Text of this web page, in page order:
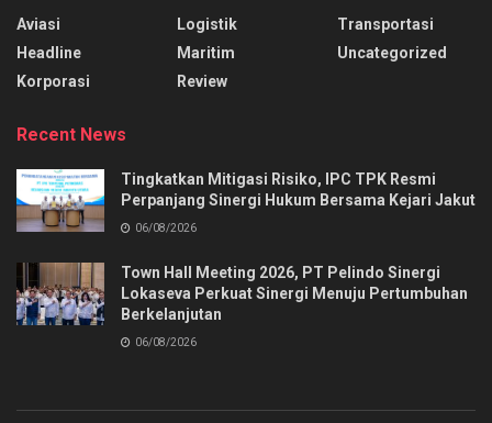
Aviasi
Headline
Korporasi
Logistik
Maritim
Review
Transportasi
Uncategorized
Recent News
Tingkatkan Mitigasi Risiko, IPC TPK Resmi
Perpanjang Sinergi Hukum Bersama Kejari Jakut
06/08/2026
Town Hall Meeting 2026, PT Pelindo Sinergi
Lokaseva Perkuat Sinergi Menuju Pertumbuhan
Berkelanjutan
06/08/2026